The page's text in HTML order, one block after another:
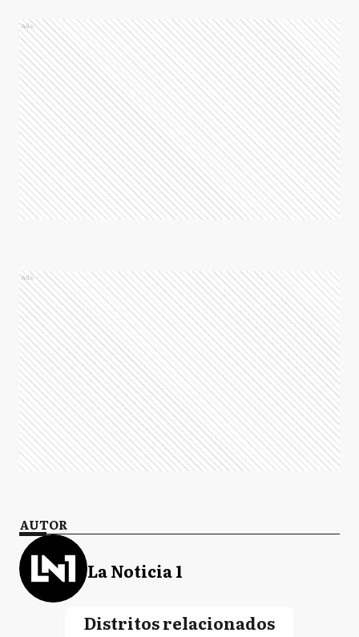
Ads
Ads
AUTOR
La Noticia 1
Distritos relacionados